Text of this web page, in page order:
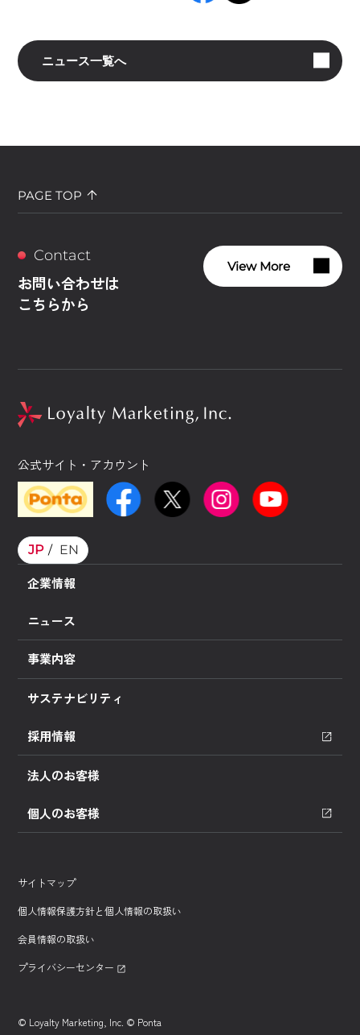
ニュース一覧へ
PAGE TOP
Contact
お問い合わせは
こちらから
View More
公式サイト・アカウント
JP EN
企業情報
ニュース
事業内容
サステナビリティ
採用情報
法人のお客様
個人のお客様
サイトマップ
個人情報保護方針と個人情報の取扱い
会員情報の取扱い
プライバシーセンター
© Loyalty Marketing, Inc. © Ponta